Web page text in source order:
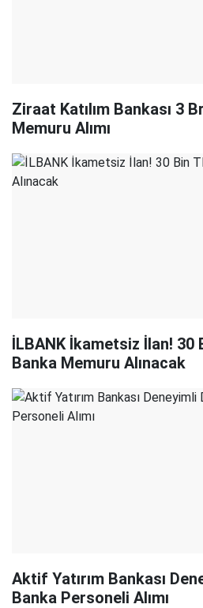
Ziraat Katılım Bankası 3
Memuru Alımı
İLBANK İkametsiz İlan! 30
Banka Memuru Alınacak
Aktif Yatırım Bankası
Banka Personeli Alımı